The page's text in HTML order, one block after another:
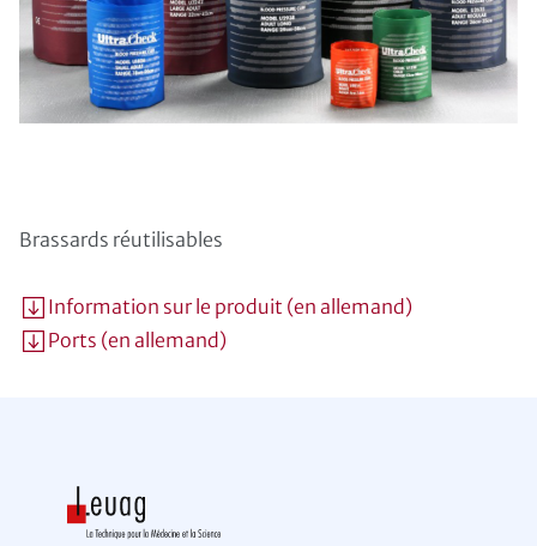
Brassards réutilisables
Information sur le produit (en allemand)
Ports (en allemand)